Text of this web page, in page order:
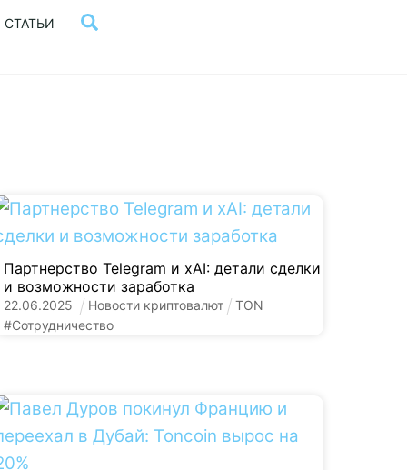
СТАТЬИ
Партнерство Telegram и xAI: детали сделки
и возможности заработка
22.06.2025 Новости криптовалют
TON
#Сотрудничество